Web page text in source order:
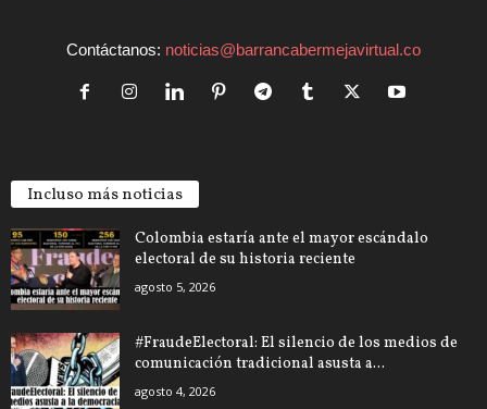
Contáctanos: noticias@barrancabermejavirtual.co
Incluso más noticias
Colombia estaría ante el mayor escándalo
electoral de su historia reciente
agosto 5, 2026
#FraudeElectoral: El silencio de los medios de
comunicación tradicional asusta a...
agosto 4, 2026